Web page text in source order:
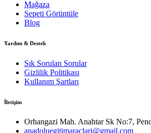
Mağaza
Sepeti Görüntüle
Blog
Yardım & Destek
Sık Sorulan Sorular
Gizlilik Politikası
Kullanım Şartları
İletişim
Orhangazi Mah. Anahtar Sk No:7,
anadoluegitimaraclari@gmail.com